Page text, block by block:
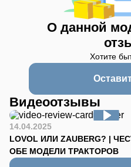
О данной
Хотите
Видеоотзывы
14.04.2025
LOVOL ИЛИ ZAUBERG? |
ОБЕ МОДЕЛИ ТРАКТОРОВ